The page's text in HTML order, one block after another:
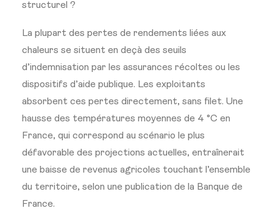
structurel ?
La plupart des pertes de rendements liées aux
chaleurs se situent en deçà des seuils
d’indemnisation par les assurances récoltes ou les
dispositifs d’aide publique. Les exploitants
absorbent ces pertes directement, sans filet. Une
hausse des températures moyennes de 4 °C en
France, qui correspond au scénario le plus
défavorable des projections actuelles, entraînerait
une baisse de revenus agricoles touchant l’ensemble
du territoire, selon une publication de la Banque de
France.